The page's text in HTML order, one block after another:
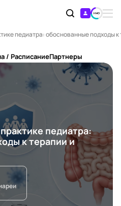
педиатра: обоснованные подходы
/ РасписаниеПартнеры
педиатра:
к терапии и